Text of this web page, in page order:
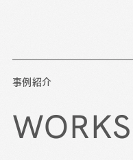
事例紹介
WORKS